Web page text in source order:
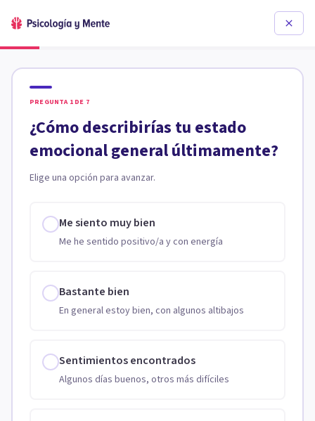
PREGUNTA 1 DE 7
¿Cómo describirías tu estado
emocional general últimamente?
Elige una opción para avanzar.
Me siento muy bien
Me he sentido positivo/a y con energía
Bastante bien
En general estoy bien, con algunos altibajos
Sentimientos encontrados
Algunos días buenos, otros más difíciles